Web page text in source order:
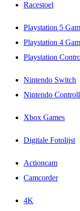
Racestoel
Playstation 5
Playstation 4
Playstation
Nintendo Switch
Nintendo
Xbox Games
Digitale Fotolijst
Actioncam
Camcorder
4K